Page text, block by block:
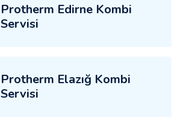
Protherm Edirne Kombi
Servisi
Protherm Elazığ Kombi
Servisi